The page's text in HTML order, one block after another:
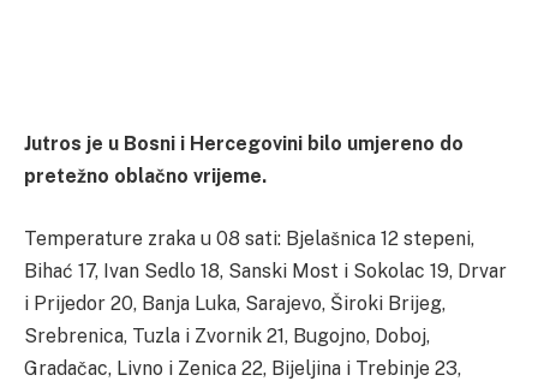
Jutros je u Bosni i Hercegovini bilo umjereno do
pretežno oblačno vrijeme.
Temperature zraka u 08 sati: Bjelašnica 12 stepeni,
Bihać 17, Ivan Sedlo 18, Sanski Most i Sokolac 19, Drvar
i Prijedor 20, Banja Luka, Sarajevo, Široki Brijeg,
Srebrenica, Tuzla i Zvornik 21, Bugojno, Doboj,
Gradačac, Livno i Zenica 22, Bijeljina i Trebinje 23,